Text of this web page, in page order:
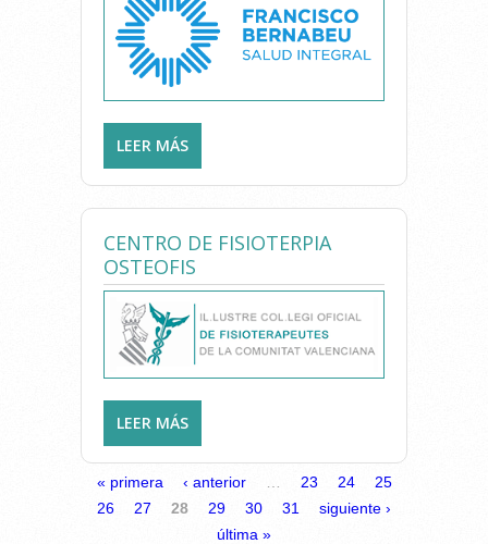
LEER MÁS
BERNABÉU SALUD INTEGRAL
VILLENA
CENTRO DE FISIOTERPIA
OSTEOFIS
LEER MÁS
FISIOTERPIA OSTEOFIS
PÁGINAS
« primera ‹ anterior 23 24
25
26
27 28 29 30 31
siguiente ›
última »